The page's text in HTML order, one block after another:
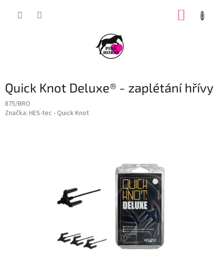
Quick Knot Deluxe® - zaplétání hřívy
875/BRO
Značka: HES-tec - Quick Knot